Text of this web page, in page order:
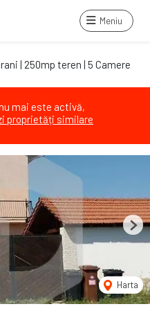
Meniu
| 250mp teren | 5 Camere
mai este activă,
proprietăți similare
Harta
Next